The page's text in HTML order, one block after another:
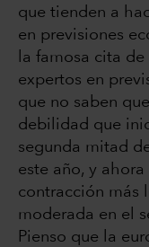
que tienden a
en previsiones
la famosa cita
expertos en
que no saben
debilidad que
segunda mitad
este año, y
contracción más
moderada en el
Pienso que la